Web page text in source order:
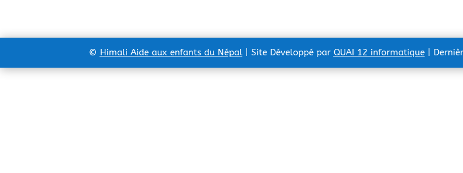
© Himali Aide aux enfants du Népal | Site Développé par QUAI 12 informatique |